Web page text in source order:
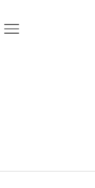
メニュー